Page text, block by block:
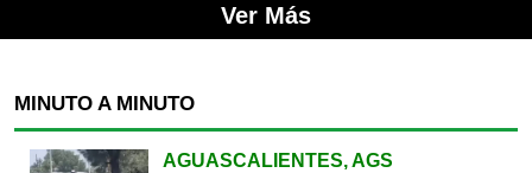
Ver Más
MINUTO A MINUTO
AGUASCALIENTES, AGS